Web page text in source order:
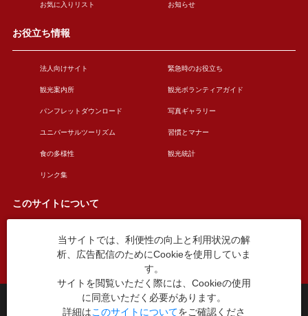
お気に入りリスト お知らせ
お役立ち情報
法人向けサイト 緊急時のお役立ち
観光案内所 観光ボランティアガイド
パンフレットダウンロード 写真ギャラリー
ユニバーサルツーリズム 習慣とマナー
食の多様性 観光統計
リンク集
このサイトについて
このサイトについて 広告掲載について
お問い合わせ
台東区役所観光課
〒110-8615 東京都台東区東上野4丁目5番6号
当サイトでは、利便性の向上と利用状況の解
析、広告配信のためにCookieを使用していま
す。
サイトを閲覧いただく際には、Cookieの使用
に同意いただく必要があります。
詳細はこのサイトについてをご確認くださ